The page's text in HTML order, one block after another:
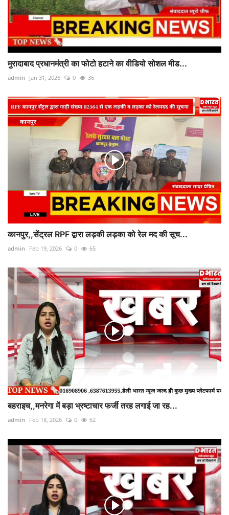
मुरादाबाद प्रधानमंत्री का फोटो हटाने का वीडियो सोशल मीड...
admin Jan 31, 2026 0 36
कानपुर,,सेंट्रल RPF द्वारा लड़की लड़का को रेल मद की सूच...
admin Feb 19, 2026 0 65
बहराइच,,मनरेगा में बड़ा भ्रष्टाचार फर्जी तरह लगाई जा रह...
admin Feb 18, 2026 0 62